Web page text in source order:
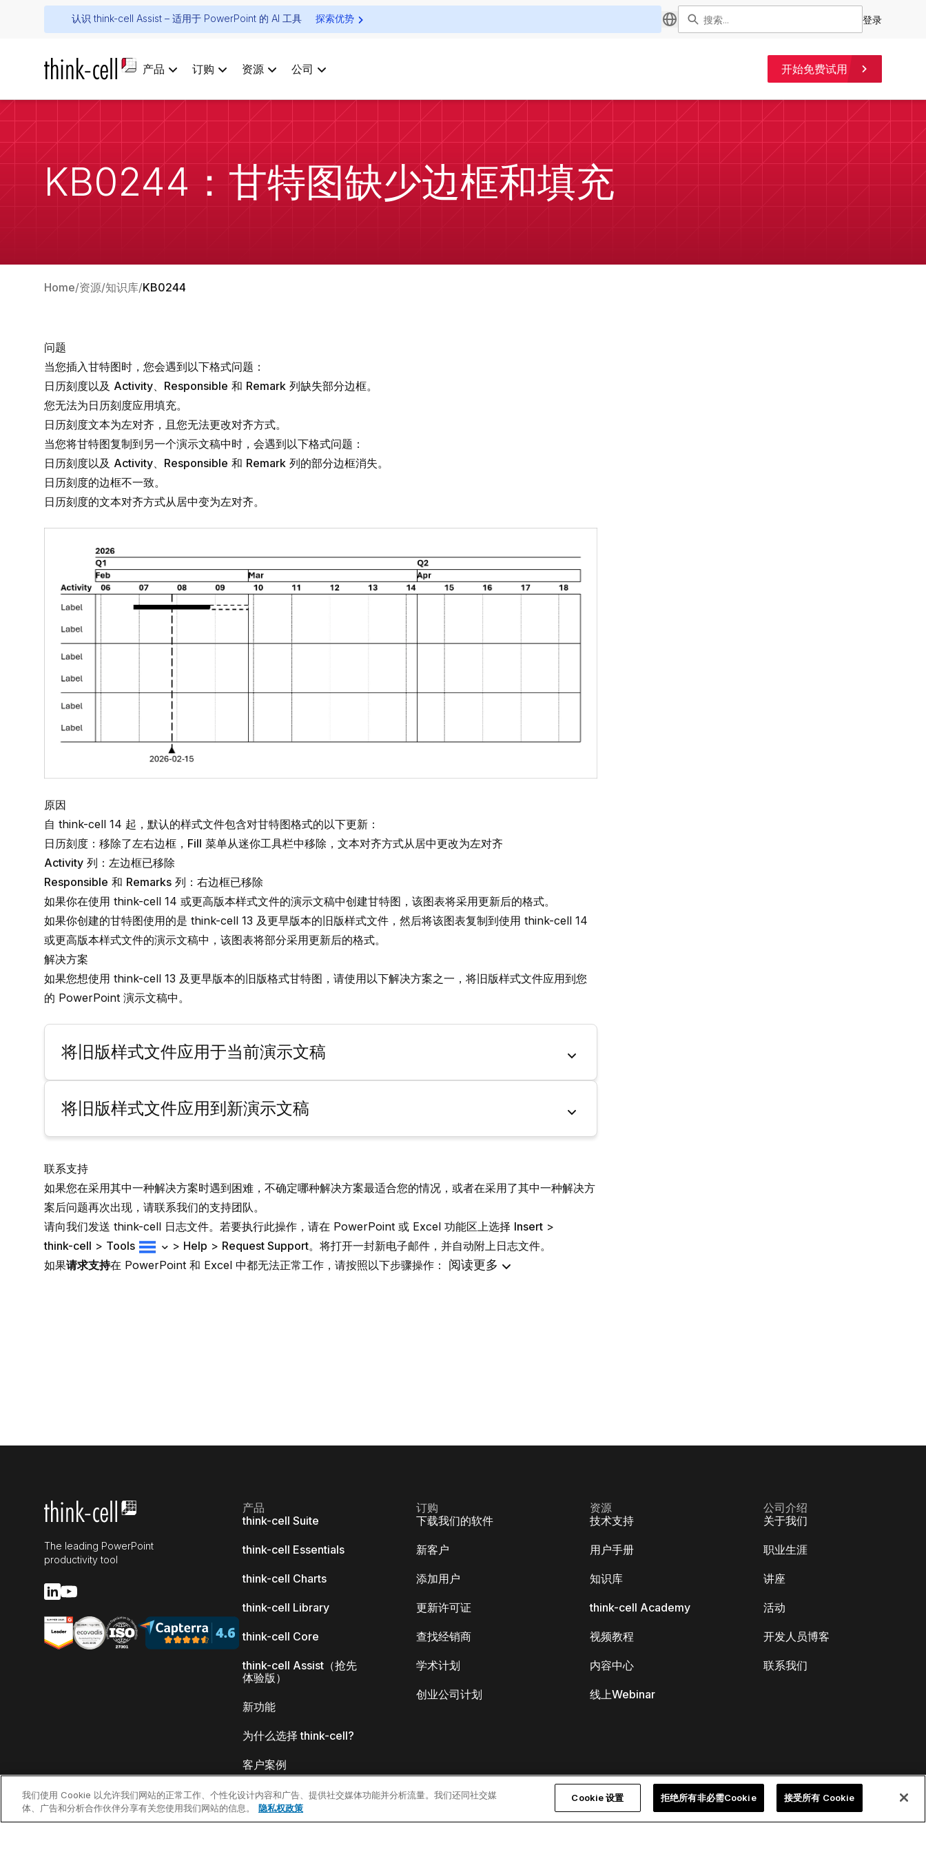
认识 think-cell Assist – 适用于 PowerPoint 的 AI 工具 探索优势 登录
产品 订购 资源 公司 开始免费试用
KB0244：甘特图缺少边框和填充
Home 资源 知识库 KB0244
问题
当您插入甘特图时，您会遇到以下格式问题：
日历刻度以及 Activity、 Responsible 和 Remark 列缺失部分边框。
您无法为日历刻度应用填充。
日历刻度文本为左对齐，且您无法更改对齐方式。
当您将甘特图复制到另一个演示文稿中时，会遇到以下格式问题：
日历刻度以及 Activity、 Responsible 和 Remark 列的部分边框消失。
日历刻度的边框不一致。
日历刻度的文本对齐方式从居中变为左对齐。
原因
自 think-cell 14 起，默认的样式文件包含对甘特图格式的以下更新：
日历刻度：移除了左右边框， Fill 菜单从迷你工具栏中移除，文本对齐方式从居中更改为左对齐
Activity 列：左边框已移除
Responsible 和 Remarks 列：右边框已移除
如果你在使用 think-cell 14 或更高版本样式文件的演示文稿中创建甘特图，该图表将采用更新后的格式。
如果你创建的甘特图使用的是 think-cell 13 及更早版本的旧版样式文件，然后将该图表复制到使用 think-cell 14
或更高版本样式文件的演示文稿中，该图表将部分采用更新后的格式。
解决方案
如果您想使用 think-cell 13 及更早版本的旧版格式甘特图，请使用以下解决方案之一，将旧版样式文件应用到您
的 PowerPoint 演示文稿中。
将旧版样式文件应用于当前演示文稿
将旧版样式文件应用到新演示文稿
联系支持
如果您在采用其中一种解决方案时遇到困难，不确定哪种解决方案最适合您的情况，或者在采用了其中一种解决方
案后问题再次出现，请联系我们的支持团队。
请向我们发送 think-cell 日志文件。若要执行此操作，请在 PowerPoint 或 Excel 功能区上选择 Insert >
think-cell > Tools > Help > Request Support。将打开一封新电子邮件，并自动附上日志文件。
如果请求支持在 PowerPoint 和 Excel 中都无法正常工作，请按照以下步骤操作： 阅读更多
The leading PowerPoint
productivity tool
产品
think-cell Suite
think-cell Essentials
think-cell Charts
think-cell Library
think-cell Core
think-cell Assist（抢先
体验版）
新功能
为什么选择 think-cell?
客户案例
订购
下载我们的软件
新客户
添加用户
更新许可证
查找经销商
学术计划
创业公司计划
资源
技术支持
用户手册
知识库
think-cell Academy
视频教程
内容中心
线上Webinar
公司介绍
关于我们
职业生涯
讲座
活动
开发人员博客
联系我们
我们使用 Cookie 以允许我们网站的正常工作、个性化设计内容和广告、提供社交媒体功能并分析流量。我们还同社交媒
体、广告和分析合作伙伴分享有关您使用我们网站的信息。
隐私权政策
Cookie 设置 拒绝所有非必需Cookie 接受所有 Cookie